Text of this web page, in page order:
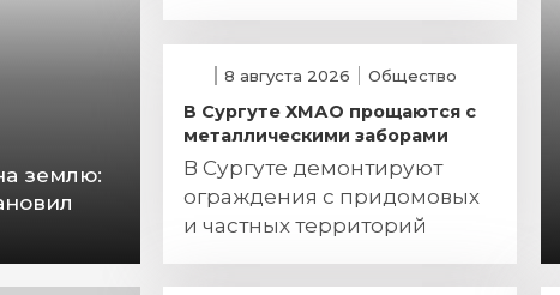
землю:
8 августа 2026 Общество
В Сургуте ХМАО прощаются с
металлическими заборами
В Сургуте демонтируют
ограждения с придомовых
и частных территорий